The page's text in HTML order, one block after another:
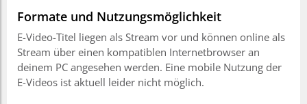
Formate und Nutzungsmöglichkeit
E-Video-Titel liegen als Stream vor und können online als
Stream über einen kompatiblen Internetbrowser an
deinem PC angesehen werden. Eine mobile Nutzung der
E-Videos ist aktuell leider nicht möglich.